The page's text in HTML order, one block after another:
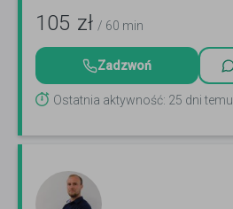
105 zł / 60 min
Zadzwoń
Ostatnia aktywność: 25 dni temu